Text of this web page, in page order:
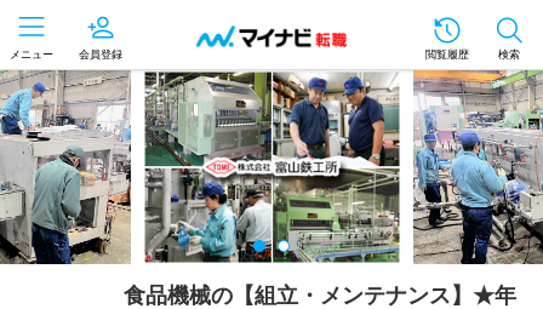
メニュー 会員登録 閲覧履歴 検索
食品機械の【組立・メンテナンス】★年